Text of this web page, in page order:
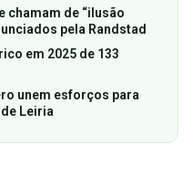
chamam de “ilusão
pela Randstad
em 2025 de 133
unem esforços para
Leiria